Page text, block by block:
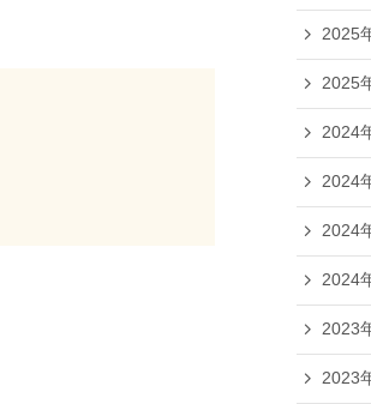
2025
2025
2024
2024
2024
2024
2023
2023